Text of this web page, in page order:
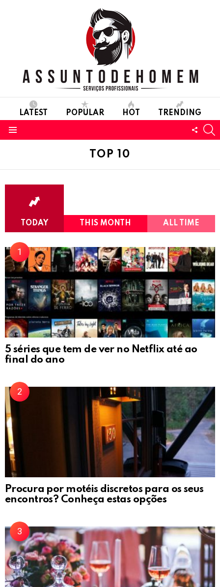
LATEST POPULAR HOT TRENDING
TOP 10
TODAY THIS MONTH ALL TIME
5 séries que tem de ver no Netflix até ao
final do ano
Procura por motéis discretos para os seus
encontros? Conheça estas opções